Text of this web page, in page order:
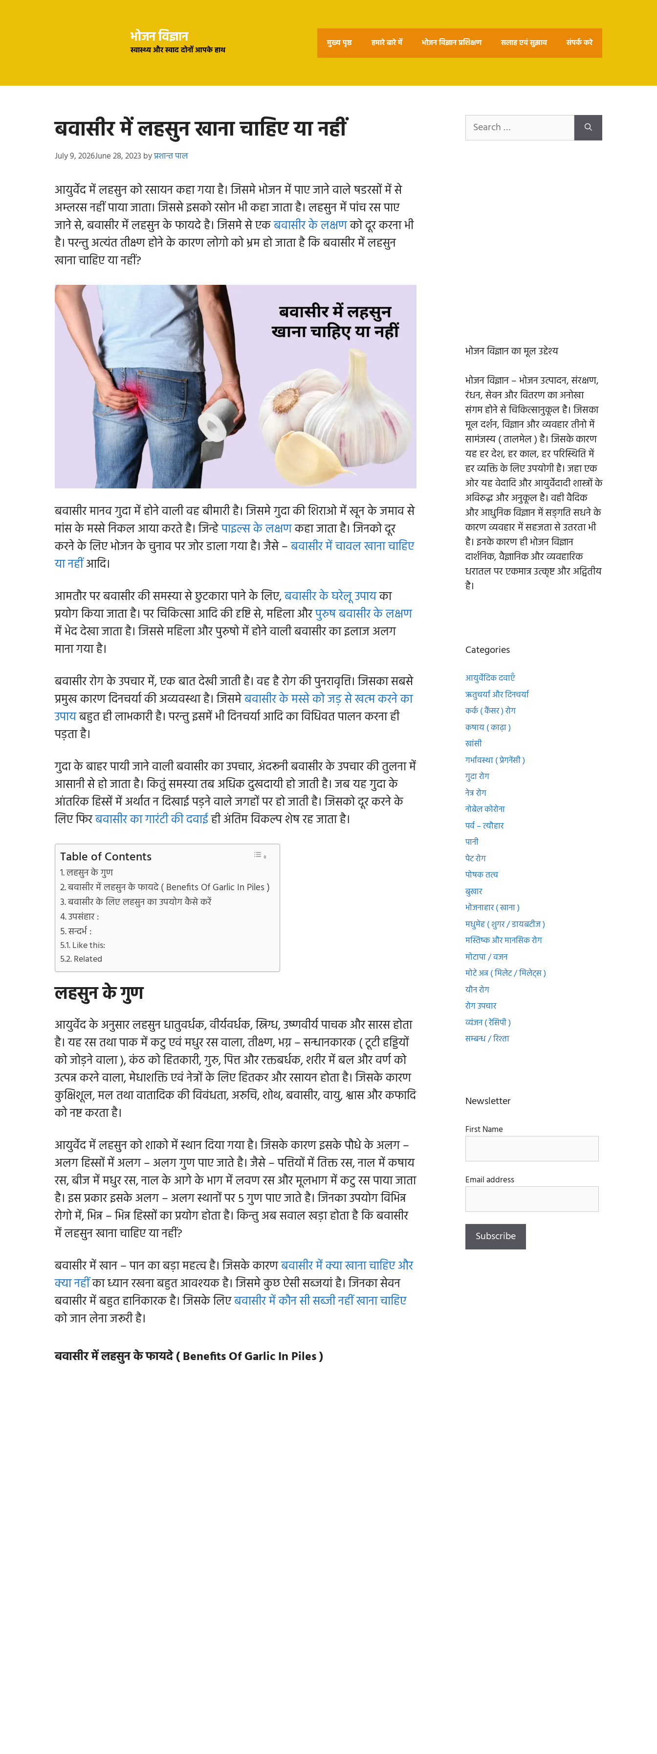
भोजन विज्ञान
स्वास्थ्य और स्वाद दोनों आपके हाथ
मुख्य पृष्ठ हमारे बारे में भोजन विज्ञान प्रशिक्षण सलाह एवं सुझाव संपर्क करे
बवासीर में लहसुन खाना चाहिए या नहीं
July 9, 2026June 28, 2023 byप्रशान्त पाल
आयुर्वेद में लहसुन को रसायन कहा गया है। जिसमे भोजन में पाए जाने वाले षडरसों में से
अम्लरस नहीं पाया जाता। जिससे इसको रसोन भी कहा जाता है। लहसुन में पांच रस पाए
जाने से, बवासीर में लहसुन के फायदे है। जिसमे से एकबवासीर के लक्षणको दूर करना भी
है। परन्तु अत्यंत तीक्ष्ण होने के कारण लोगो को भ्रम हो जाता है कि बवासीर में लहसुन
खाना चाहिए या नहीं?
बवासीर मानव गुदा में होने वाली वह बीमारी है। जिसमे गुदा की शिराओ में खून के जमाव से
मांस के मस्से निकल आया करते है। जिन्हेपाइल्स के लक्षणकहा जाता है। जिनको दूर
करने के लिए भोजन के चुनाव पर जोर डाला गया है। जैसे –बवासीर में चावल खाना चाहिए
या नहींआदि।
आमतौर पर बवासीर की समस्या से छुटकारा पाने के लिए,बवासीर के घरेलू उपायका
प्रयोग किया जाता है। पर चिकित्सा आदि की दृष्टि से, महिला औरपुरुष बवासीर के लक्षण
में भेद देखा जाता है। जिससे महिला और पुरुषो में होने वाली बवासीर का इलाज अलग
माना गया है।
बवासीर रोग के उपचार में, एक बात देखी जाती है। वह है रोग की पुनरावृत्ति। जिसका सबसे
प्रमुख कारण दिनचर्या की अव्यवस्था है। जिसमेबवासीर के मस्से को जड़ से खत्म करने का
उपायबहुत ही लाभकारी है। परन्तु इसमें भी दिनचर्या आदि का विधिवत पालन करना ही
पड़ता है।
गुदा के बाहर पायी जाने वाली बवासीर का उपचार, अंदरूनी बवासीर के उपचार की तुलना में
आसानी से हो जाता है। कितुं समस्या तब अधिक दुखदायी हो जाती है। जब यह गुदा के
आंतरिक हिस्सें में अर्थात न दिखाई पड़ने वाले जगहों पर हो जाती है। जिसको दूर करने के
लिए फिरबवासीर का गारंटी की दवाईही अंतिम विकल्प शेष रह जाता है।
Table of Contents
लहसुन के गुण
बवासीर में लहसुन के फायदे ( Benefits Of Garlic In Piles )
बवासीर के लिए लहसुन का उपयोग कैसे करें
उपसंहार :
सन्दर्भ :
Like this:
Related
लहसुन के गुण
आयुर्वेद के अनुसार लहसुन धातुवर्धक, वीर्यवर्धक, स्निग्ध, उष्णवीर्य पाचक और सारस होता
है। यह रस तथा पाक में कटु एवं मधुर रस वाला, तीक्ष्ण, भग्न – सन्धानकारक ( टूटी हड्डियों
को जोड़ने वाला ), कंठ को हितकारी, गुरु, पित्त और रक्तबर्धक, शरीर में बल और वर्ण को
उत्पन्न करने वाला, मेधाशक्ति एवं नेत्रों के लिए हितकर और रसायन होता है। जिसके कारण
कुक्षिशूल, मल तथा वातादिक की विवंधता, अरुचि, शोथ, बवासीर, वायु, श्वास और कफादि
को नष्ट करता है।
आयुर्वेद में लहसुन को शाको में स्थान दिया गया है। जिसके कारण इसके पौधे के अलग –
अलग हिस्सों में अलग – अलग गुण पाए जाते है। जैसे – पत्तियों में तिक्त रस, नाल में कषाय
रस, बीज में मधुर रस, नाल के आगे के भाग में लवण रस और मूलभाग में कटु रस पाया जाता
है। इस प्रकार इसके अलग – अलग स्थानों पर 5 गुण पाए जाते है। जिनका उपयोग विभिन्न
रोगो में, भिन्न – भिन्न हिस्सों का प्रयोग होता है। किन्तु अब सवाल खड़ा होता है कि बवासीर
में लहसुन खाना चाहिए या नहीं?
बवासीर में खान – पान का बड़ा महत्व है। जिसके कारणबवासीर में क्या खाना चाहिए और
क्या नहींका ध्यान रखना बहुत आवश्यक है। जिसमे कुछ ऐसी सब्जयां है। जिनका सेवन
बवासीर में बहुत हानिकारक है। जिसके लिएबवासीर में कौन सी सब्जी नहीं खाना चाहिए
को जान लेना जरूरी है।
बवासीर में लहसुन के फायदे ( Benefits Of Garlic In Piles )
Search
for:
भोजन विज्ञान का मूल उद्देश्य
भोजन विज्ञान – भोजन उत्पादन, संरक्षण,
रंधन, सेवन और वितरण का अनोखा
संगम होने से चिकित्सानुकूल है। जिसका
मूल दर्शन, विज्ञान और व्यवहार तीनो में
सामंजस्य ( तालमेल ) है। जिसके कारण
यह हर देश, हर काल, हर परिस्थिति में
हर व्यक्ति के लिए उपयोगी है। जहा एक
ओर यह वेदादि और आयुर्वेदादी शास्त्रों के
अविरुद्ध और अनुकूल है। वही वैदिक
और आधुनिक विज्ञान में सङ्गति सधने के
कारण व्यवहार में सहजता से उतरता भी
है। इनके कारण ही भोजन विज्ञान
दार्शनिक, वैज्ञानिक और व्यवहारिक
धरातल पर एकमात्र उत्कृष्ट और अद्वितीय
है।
Categories
आयुर्वेदिक दवाएँ
ऋतुचर्या और दिनचर्या
कर्क ( कैंसर ) रोग
कषाय ( काढ़ा )
खांसी
गर्भावस्था ( प्रेगनेंसी )
गुदा रोग
नेत्र रोग
नोबेल कोरोना
पर्व – त्यौहार
पानी
पेट रोग
पोषक तत्व
बुखार
भोजनाहार ( खाना )
मधुमेह ( शुगर / डायबटीज )
मस्तिष्क और मानसिक रोग
मोटापा / वजन
मोटे अन्न ( मिलेट / मिलेट्स )
यौन रोग
रोग उपचार
व्यंजन ( रेसिपी )
सम्बन्ध / रिश्ता
Newsletter
First Name
Email address